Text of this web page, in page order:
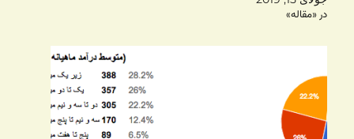
در «مقاله»